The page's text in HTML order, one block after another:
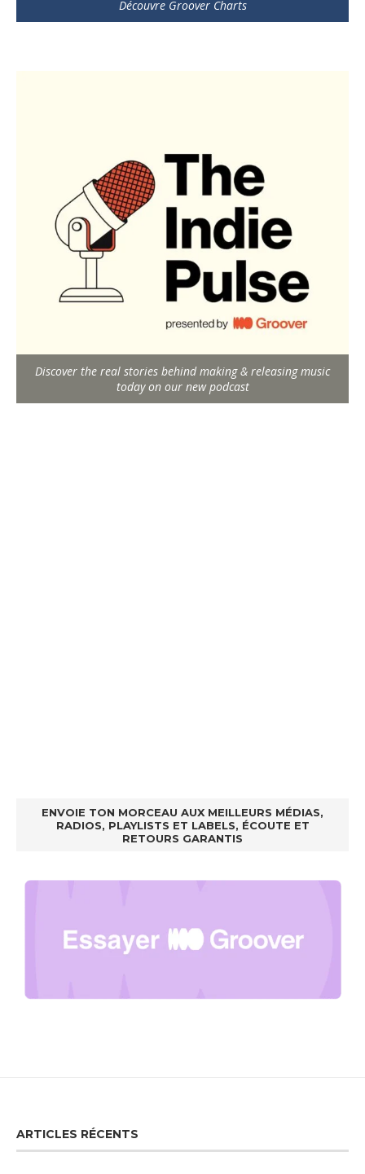
Découvre Groover Charts
Discover the real stories behind making & releasing music
today on our new podcast
ENVOIE TON MORCEAU AUX MEILLEURS MÉDIAS,
RADIOS, PLAYLISTS ET LABELS, ÉCOUTE ET
RETOURS GARANTIS
ARTICLES RÉCENTS